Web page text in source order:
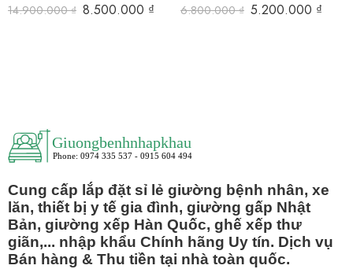
14.900.000₫ 8.500.000 ₫ 6.800.000₫ 5.200.000 ₫
Cung cấp lắp đặt sỉ lẻ giường bệnh nhân, xe
lăn, thiết bị y tế gia đình, giường gấp Nhật
Bản, giường xếp Hàn Quốc, ghế xếp thư
giãn,... nhập khẩu Chính hãng Uy tín. Dịch vụ
Bán hàng & Thu tiền tại nhà toàn quốc.